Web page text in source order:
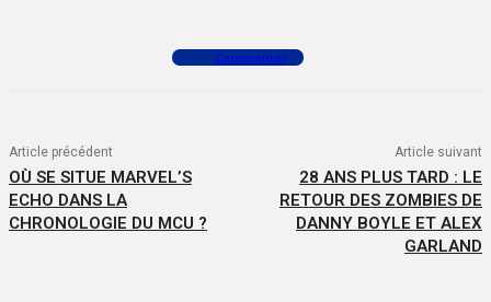
Commenter
Article précédent
OÙ SE SITUE MARVEL’S
ECHO DANS LA
CHRONOLOGIE DU MCU ?
Article suivant
28 ANS PLUS TARD : LE
RETOUR DES ZOMBIES DE
DANNY BOYLE ET ALEX
GARLAND